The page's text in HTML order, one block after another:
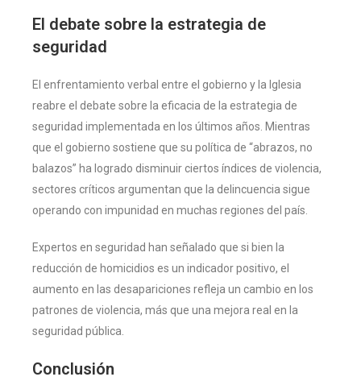
El debate sobre la estrategia de
seguridad
El enfrentamiento verbal entre el gobierno y la Iglesia
reabre el debate sobre la eficacia de la estrategia de
seguridad implementada en los últimos años. Mientras
que el gobierno sostiene que su política de “abrazos, no
balazos” ha logrado disminuir ciertos índices de violencia,
sectores críticos argumentan que la delincuencia sigue
operando con impunidad en muchas regiones del país.
Expertos en seguridad han señalado que si bien la
reducción de homicidios es un indicador positivo, el
aumento en las desapariciones refleja un cambio en los
patrones de violencia, más que una mejora real en la
seguridad pública.
Conclusión